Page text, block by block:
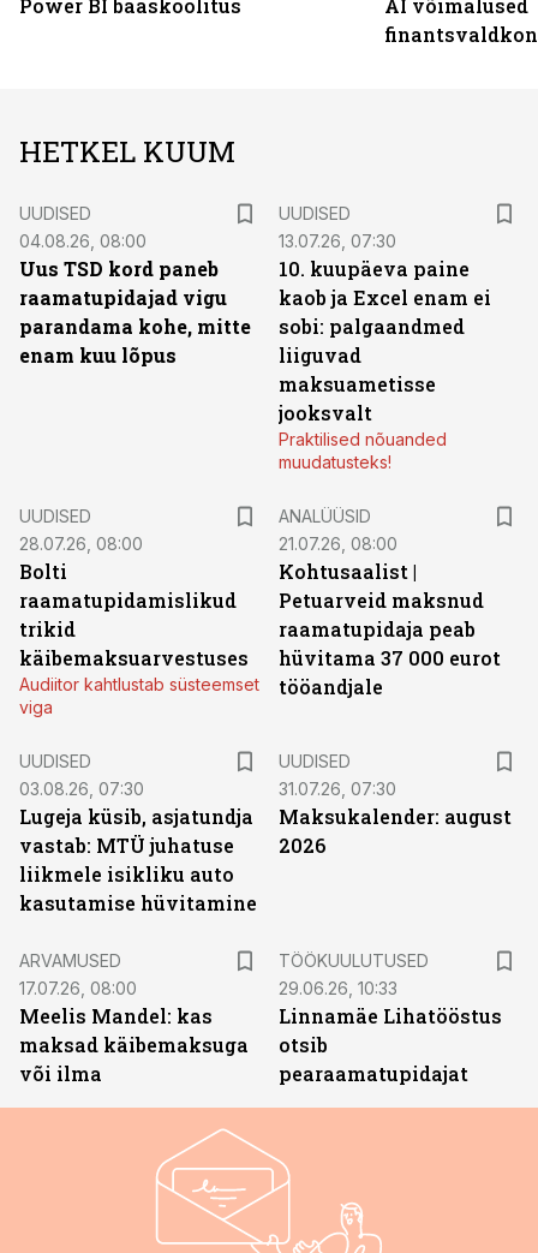
Power BI baaskoolitus
AI võimalused
HETKEL KUUM
UUDISED
04.08.26, 08:00
Uus TSD kord paneb
raamatupidajad vigu
parandama kohe, mitte
enam kuu lõpus
UUDISED
13.07.26, 07:30
10. kuupäeva paine
kaob ja Excel enam ei
sobi: palgaandmed
liiguvad
maksuametisse
jooksvalt
Praktilised nõuanded
muudatusteks!
UUDISED
28.07.26, 08:00
Bolti
raamatupidamislikud
trikid
käibemaksuarvestuses
Audiitor kahtlustab süsteemset
viga
ANALÜÜSID
21.07.26, 08:00
Kohtusaalist |
Petuarveid maksnud
raamatupidaja peab
hüvitama 37 000 eurot
tööandjale
UUDISED
03.08.26, 07:30
Lugeja küsib, asjatundja
vastab: MTÜ juhatuse
liikmele isikliku auto
kasutamise hüvitamine
UUDISED
31.07.26, 07:30
Maksukalender: august
2026
ARVAMUSED
17.07.26, 08:00
Meelis Mandel: kas
maksad käibemaksuga
või ilma
TÖÖKUULUTUSED
29.06.26, 10:33
Linnamäe Lihatööstus
otsib
pearaamatupidajat